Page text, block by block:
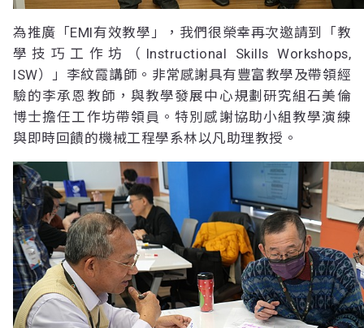
為推廣「EMI有效教學」，我們很榮幸再次邀請到「教
學技巧工作坊（Instructional Skills Workshops,
ISW）」李紋霞講師。非常感謝具有豐富教學及帶領經
驗的李承恩教師，與教學發展中心規劃研究組石美倫
博士擔任工作坊帶領員。特別感謝協助小組教學演練
與即時回饋的機械工程學系林以凡助理教授。